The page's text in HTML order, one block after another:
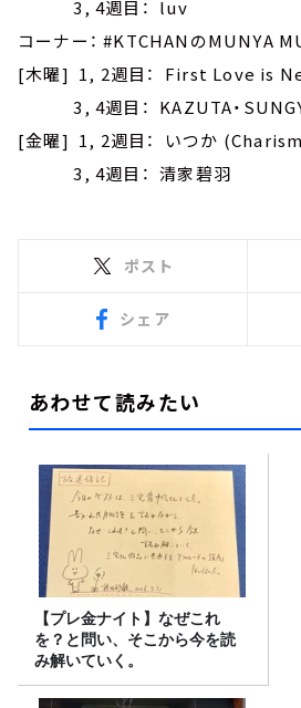
3, 4週目： luv
コーナー： #KTCHANのMUNYA
[木曜] 1, 2週目： First Love is
3, 4週目： KAZUTA・
[金曜] 1, 2週目： いつか
3, 4週目： 清家碧羽
ポスト
シェア
あわせて読みたい
【プレ金ナイト】なぜこれ
を？と問い、そこから今を読
み解いていく。